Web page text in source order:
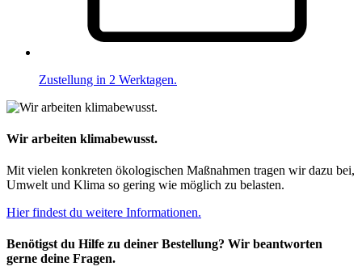
Zustellung in 2 Werktagen.
Wir arbeiten klimabewusst.
Mit vielen konkreten ökologischen Maßnahmen tragen wir dazu bei,
Umwelt und Klima so gering wie möglich zu belasten.
Hier findest du weitere Informationen.
Benötigst du Hilfe zu deiner Bestellung? Wir beantworten
gerne deine Fragen.